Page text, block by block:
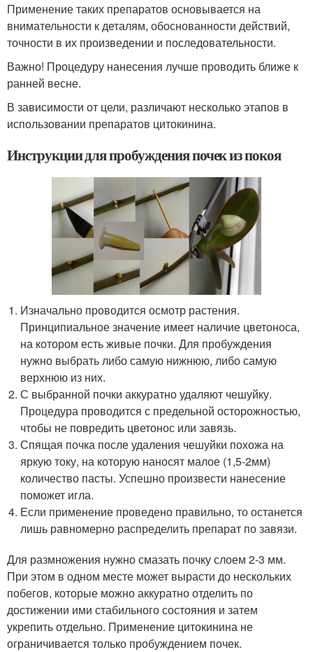
Применение таких препаратов основывается на
внимательности к деталям, обоснованности действий,
точности в их произведении и последовательности.
Важно! Процедуру нанесения лучше проводить ближе к
ранней весне.
В зависимости от цели, различают несколько этапов в
использовании препаратов цитокинина.
Инструкции для пробуждения почек из покоя
Изначально проводится осмотр растения.
Принципиальное значение имеет наличие цветоноса,
на котором есть живые почки. Для пробуждения
нужно выбрать либо самую нижнюю, либо самую
верхнюю из них.
С выбранной почки аккуратно удаляют чешуйку.
Процедура проводится с предельной осторожностью,
чтобы не повредить цветонос или завязь.
Спящая почка после удаления чешуйки похожа на
яркую току, на которую наносят малое (1,5-2мм)
количество пасты. Успешно произвести нанесение
поможет игла.
Если применение проведено правильно, то останется
лишь равномерно распределить препарат по завязи.
Для размножения нужно смазать почку слоем 2-3 мм.
При этом в одном месте может вырасти до нескольких
побегов, которые можно аккуратно отделить по
достижении ими стабильного состояния и затем
укрепить отдельно. Применение цитокинина не
ограничивается только пробуждением почек.